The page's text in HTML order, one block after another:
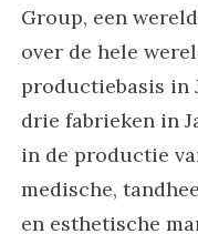
Group, een
over de hele
productiebasis in
drie fabrieken in
in de productie
medische,
en esthetische